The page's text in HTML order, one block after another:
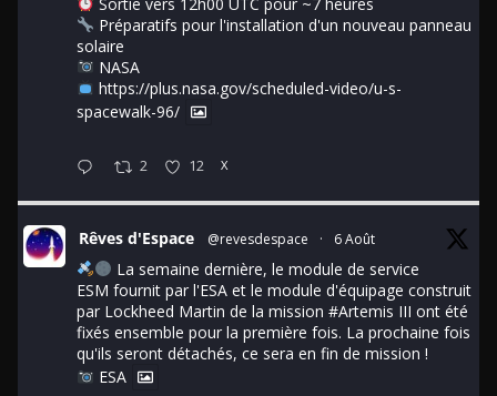
Préparatifs pour l'installation d'un nouveau panneau
solaire
NASA
https://plus.nasa.gov/scheduled-video/u-s-
spacewalk-96/
2 12 X
Rêves d'Espace @revesdespace · 6 Août
La semaine dernière, le module de service
ESM fournit par l'ESA et le module d'équipage construit
par Lockheed Martin de la mission #Artemis III ont été
fixés ensemble pour la première fois. La prochaine fois
qu'ils seront détachés, ce sera en fin de mission !
ESA